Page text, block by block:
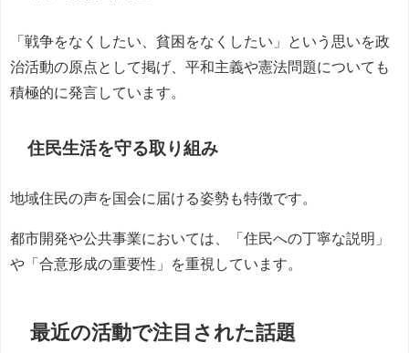
「戦争をなくしたい、貧困をなくしたい」という思いを政
治活動の原点として掲げ、平和主義や憲法問題についても
積極的に発言しています。
住民生活を守る取り組み
地域住民の声を国会に届ける姿勢も特徴です。
都市開発や公共事業においては、「住民への丁寧な説明」
や「合意形成の重要性」を重視しています。
最近の活動で注目された話題